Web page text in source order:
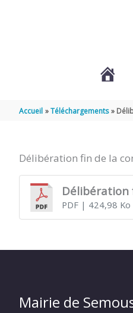
Accueil Téléchargements
Délibération fin de la
Délibération
PDF| 424,98 Ko
Mairie de